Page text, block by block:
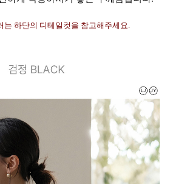
하단의 디테일컷을 참고해주세요.